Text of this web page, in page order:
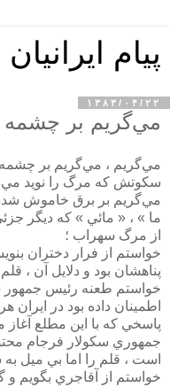
پیام
۱۳۸۳/۰۴/۲۲
مي‌گريم بر
مي‌گريم ،‌ مي‌گريم بر چشمه
سكوتش كه مرگ را نويد
مي‌گريم بر برق خاموش
ما » ، « مائي » كه ديگر
از مرگ سهراب ؛
خواستم از فرار دختران
پناهشان بود و دلايل آن ،‌
خواستم طعنه رئيس جمهور
اطمينان داده بود در ايران
پاسخي كه با اين مطلع
جمهوري سكولار فرجام
است ، قلم را اما بي ميل
خواستم از آقاجري بگويم و